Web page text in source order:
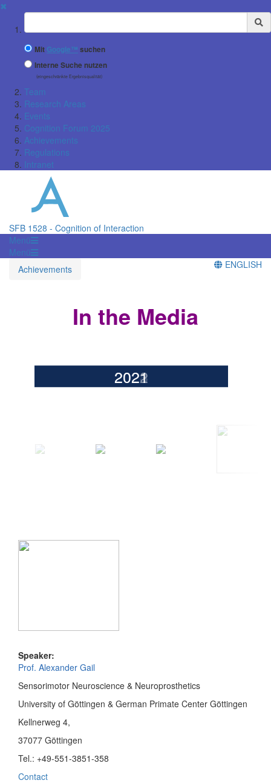
✖
Suchbegriff
Mit Google™ suchen
Interne Suche nutzen
(eingeschränkte Ergebnisqualität)
Team
Research Areas
Events
Cognition Forum 2025
Achievements
Regulations
Intranet
SFB 1528 - Cognition of Interaction
Menü
Menü
Achievements
ENGLISH
In the Media
2026
2025
2024
2023
2022
2021
Speaker:
Prof. Alexander Gail
Sensorimotor Neuroscience & Neuroprosthetics
University of Göttingen & German Primate Center Göttingen
Kellnerweg 4,
37077 Göttingen
Tel.: +49-551-3851-358
Contact